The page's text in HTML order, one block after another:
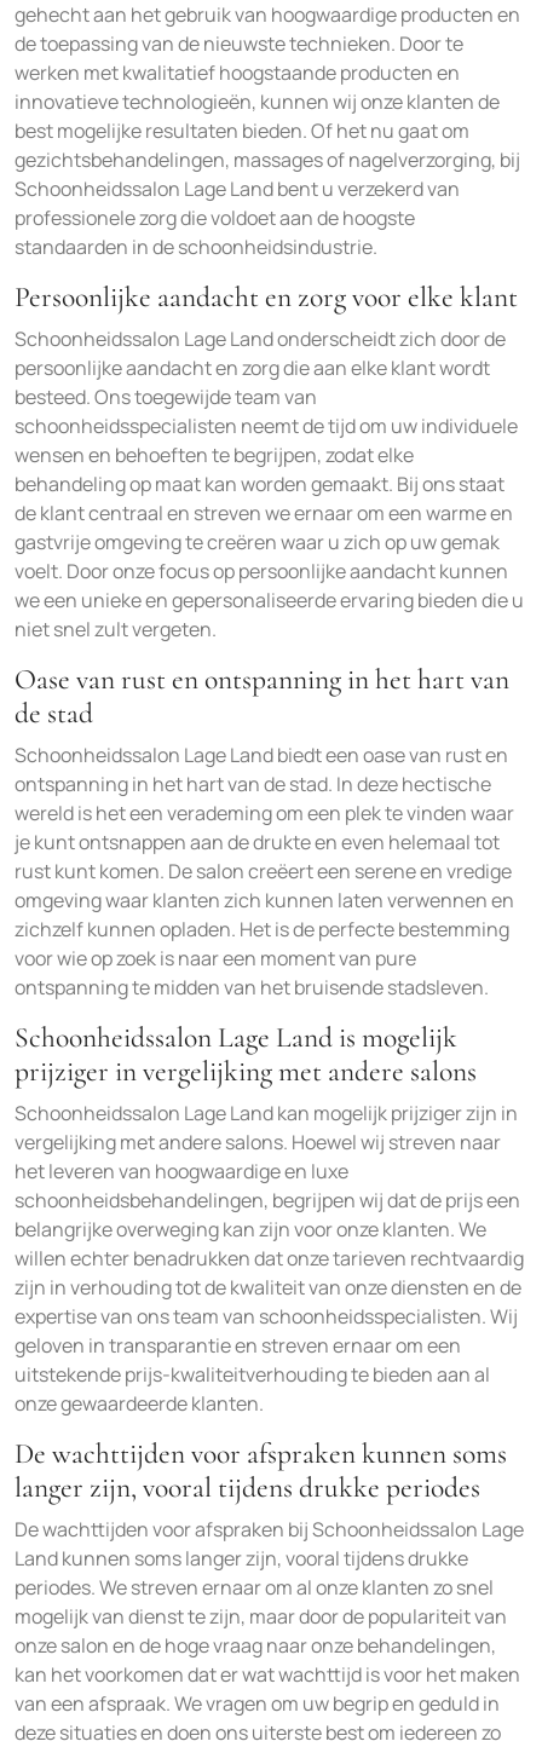
gehecht aan het gebruik van hoogwaardige producten en
de toepassing van de nieuwste technieken. Door te
werken met kwalitatief hoogstaande producten en
innovatieve technologieën, kunnen wij onze klanten de
best mogelijke resultaten bieden. Of het nu gaat om
gezichtsbehandelingen, massages of nagelverzorging, bij
Schoonheidssalon Lage Land bent u verzekerd van
professionele zorg die voldoet aan de hoogste
standaarden in de schoonheidsindustrie.
Persoonlijke aandacht en zorg voor elke klant
Schoonheidssalon Lage Land onderscheidt zich door de
persoonlijke aandacht en zorg die aan elke klant wordt
besteed. Ons toegewijde team van
schoonheidsspecialisten neemt de tijd om uw individuele
wensen en behoeften te begrijpen, zodat elke
behandeling op maat kan worden gemaakt. Bij ons staat
de klant centraal en streven we ernaar om een warme en
gastvrije omgeving te creëren waar u zich op uw gemak
voelt. Door onze focus op persoonlijke aandacht kunnen
we een unieke en gepersonaliseerde ervaring bieden die u
niet snel zult vergeten.
Oase van rust en ontspanning in het hart van
de stad
Schoonheidssalon Lage Land biedt een oase van rust en
ontspanning in het hart van de stad. In deze hectische
wereld is het een verademing om een plek te vinden waar
je kunt ontsnappen aan de drukte en even helemaal tot
rust kunt komen. De salon creëert een serene en vredige
omgeving waar klanten zich kunnen laten verwennen en
zichzelf kunnen opladen. Het is de perfecte bestemming
voor wie op zoek is naar een moment van pure
ontspanning te midden van het bruisende stadsleven.
Schoonheidssalon Lage Land is mogelijk
prijziger in vergelijking met andere salons
Schoonheidssalon Lage Land kan mogelijk prijziger zijn in
vergelijking met andere salons. Hoewel wij streven naar
het leveren van hoogwaardige en luxe
schoonheidsbehandelingen, begrijpen wij dat de prijs een
belangrijke overweging kan zijn voor onze klanten. We
willen echter benadrukken dat onze tarieven rechtvaardig
zijn in verhouding tot de kwaliteit van onze diensten en de
expertise van ons team van schoonheidsspecialisten. Wij
geloven in transparantie en streven ernaar om een
uitstekende prijs-kwaliteitverhouding te bieden aan al
onze gewaardeerde klanten.
De wachttijden voor afspraken kunnen soms
langer zijn, vooral tijdens drukke periodes
De wachttijden voor afspraken bij Schoonheidssalon Lage
Land kunnen soms langer zijn, vooral tijdens drukke
periodes. We streven ernaar om al onze klanten zo snel
mogelijk van dienst te zijn, maar door de populariteit van
onze salon en de hoge vraag naar onze behandelingen,
kan het voorkomen dat er wat wachttijd is voor het maken
van een afspraak. We vragen om uw begrip en geduld in
deze situaties en doen ons uiterste best om iedereen zo